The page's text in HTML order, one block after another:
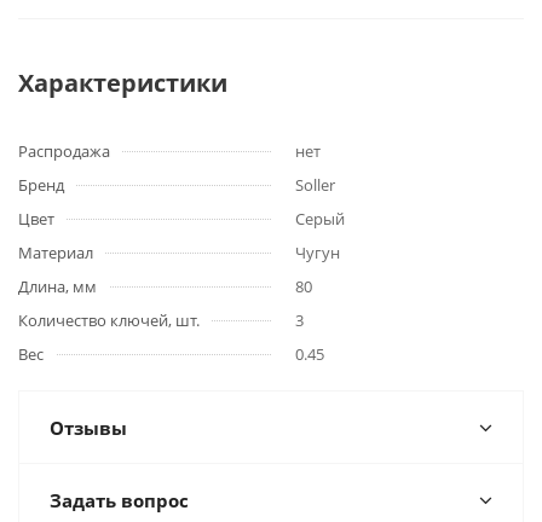
Характеристики
Распродажа
нет
Бренд
Soller
Цвет
Серый
Материал
Чугун
Длина, мм
80
Количество ключей, шт.
3
Вес
0.45
Отзывы
Задать вопрос